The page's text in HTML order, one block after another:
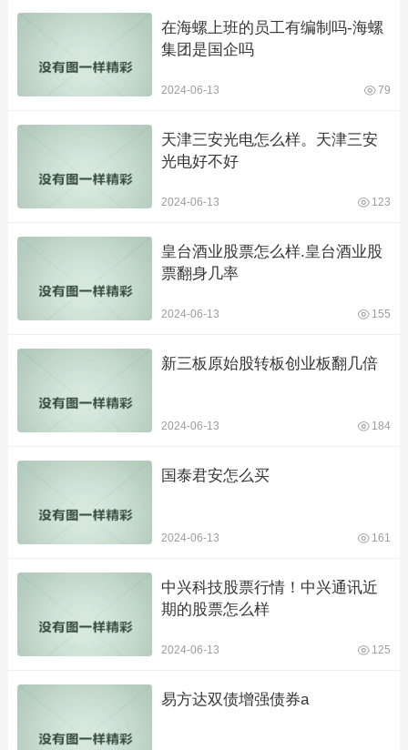
在海螺上班的员工有编制吗-海螺
集团是国企吗
2024-06-13 79
天津三安光电怎么样。天津三安
光电好不好
2024-06-13 123
皇台酒业股票怎么样.皇台酒业股
票翻身几率
2024-06-13 155
新三板原始股转板创业板翻几倍
2024-06-13 184
国泰君安怎么买
2024-06-13 161
中兴科技股票行情！中兴通讯近
期的股票怎么样
2024-06-13 125
易方达双债增强债券a